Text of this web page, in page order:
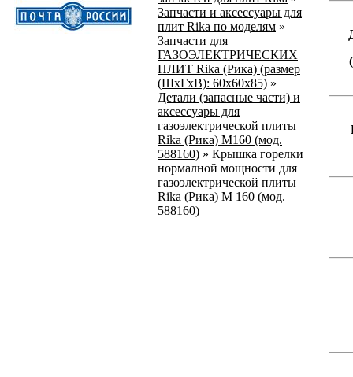
Запчасти и аксессуары для
плит Rika по моделям »
Запчасти для
ГАЗОЭЛЕКТРИЧЕСКИХ
ПЛИТ Rika (Рика) (размер
(ШхГхВ): 60х60х85) »
Детали (запасные части) и
аксессуары для
газоэлектрической плиты
Rika (Рика) М160 (мод.
588160) » Крышка горелки
нормалной мощности для
газоэлектрической плиты
Rika (Рика) М 160 (мод.
588160)